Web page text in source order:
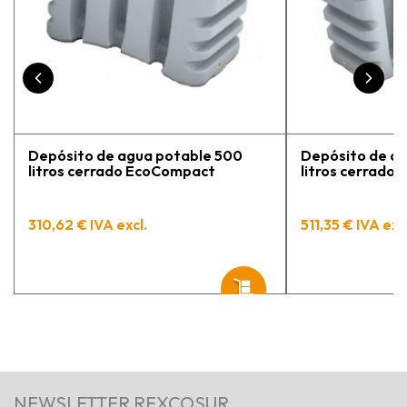
contento.
Depósito de agua potable 500
litros cerrado EcoCompact
310,62 € IVA excl.
Depósito de
litros cerrado
511,35 € IVA